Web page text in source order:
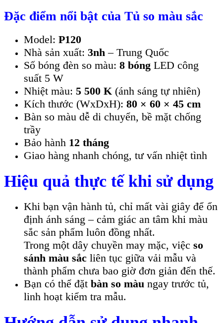
Đặc điểm nổi bật của Tủ so màu sắc
Model: P120
Nhà sản xuất: 3nh – Trung Quốc
Số bóng đèn so màu: 8 bóng LED công
suất 5 W
Nhiệt màu: 5 500 K (ánh sáng tự nhiên)
Kích thước (WxDxH): 80 × 60 × 45 cm
Bàn so màu dễ di chuyển, bề mặt chống
trầy
Bảo hành 12 tháng
Giao hàng nhanh chóng, tư vấn nhiệt tình
Hiệu quả thực tế khi sử dụng
Khi bạn vận hành tủ, chỉ mất vài giây để ổn
định ánh sáng – cảm giác an tâm khi màu
sắc sản phẩm luôn đồng nhất.
Trong một dây chuyền may mặc, việc so
sánh màu sắc liên tục giữa vải mẫu và
thành phẩm chưa bao giờ đơn giản đến thế.
Bạn có thể đặt bàn so màu ngay trước tủ,
linh hoạt kiểm tra mẫu.